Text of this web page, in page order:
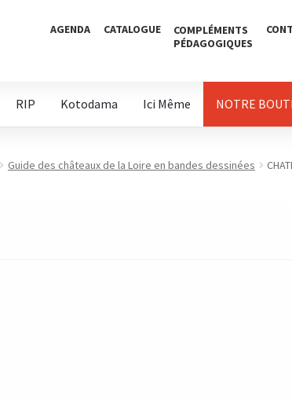
AGENDA CATALOGUE
COMPLÉMENTS
PÉDAGOGIQUES
RIP Kotodama Ici Même NOTRE
Guide des châteaux de la Loire en bandes dessinées